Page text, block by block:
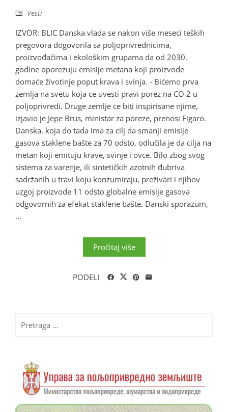
Vesti
IZVOR: BLIC Danska vlada se nakon više meseci teških
pregovora dogovorila sa poljoprivrednicima,
proizvođačima i ekološkim grupama da od 2030.
godine oporezuju emisije metana koji proizvode
domaće životinje poput krava i svinja. - Bićemo prva
zemlja na svetu koja ce uvesti pravi porez na CO 2 u
poljoprivredi. Druge zemlje ce biti inspirisane njime,
izjavio je Jepe Brus, ministar za poreze, prenosi Figaro.
Danska, koja do tada ima za cilj da smanji emisije
gasova staklene bašte za 70 odsto, odlučila je da cilja na
metan koji emituju krave, svinje i ovce. Bilo zbog svog
sistema za varenje, ili sintetičkih azotnih đubriva
sadržanih u travi koju konzumiraju, preživari i njihov
uzgoj proizvode 11 odsto globalne emisije gasova
odgovornih za efekat staklene bašte. Danski sporazum,
...
Pročitaj više
PODELI
za: